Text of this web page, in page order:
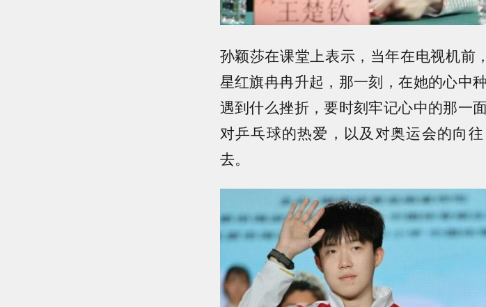
孙颖莎在课堂上表示，当年在电视机前
星红旗冉冉升起，那一刻，在她的心中
遇到什么挫折，要时刻牢记心中的那一
对乒乓球的热爱，以及对奥运会的向
去。